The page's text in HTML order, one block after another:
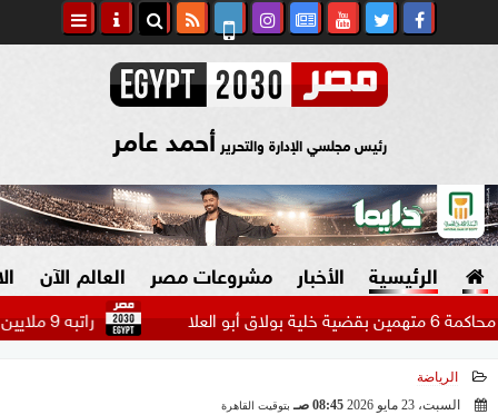
رئيس مجلسي الإدارة والتحرير أحمد عامر
الرئيسية الأخبار
السياسة
مشروعات مصر
صنع في مصر
العالم الآن
راتبه 9 ملايين دولار.. بيراميدز يتحرك لضم مهاجم الاتحاد السعودي...
الرياضة
السبت، 23 مايو 2026
08:45 صـ بتوقيت القاهرة